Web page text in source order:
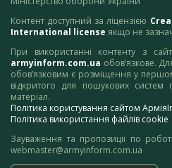
Контент доступний за ліцензією
International license якщо не
При використанні контенту з
armyinform.com.ua обов’язкове.
обов’язковим є розміщення у
відкритого для пошукових систем
матеріал.
Політика користування сайтом
Політика використання файлів cookie
Зауваження та пропозиції по
webmaster@armyinform.com.ua